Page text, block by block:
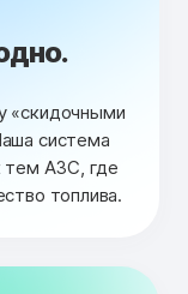
«скидочными
система
тем АЗС, где
топлива.